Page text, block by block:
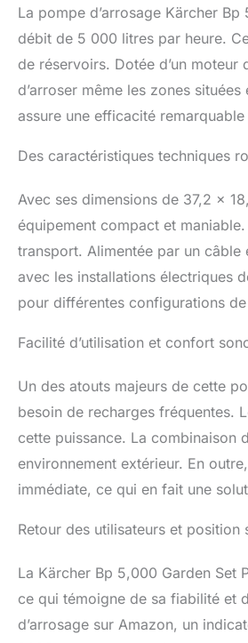
La pompe d’arrosage Kärcher
débit de 5 000 litres par heure.
de réservoirs. Dotée d’un
d’arroser même les zones
assure une efficacité
Des caractéristiques techniques
Avec ses dimensions de 37,2 x
équipement compact et
transport. Alimentée par un
avec les installations électriques
pour différentes configurations
Facilité d’utilisation et confort
Un des atouts majeurs de cette
besoin de recharges fréquentes.
cette puissance. La combinaison
environnement extérieur. En
immédiate, ce qui en fait une
Retour des utilisateurs et position
La Kärcher Bp 5,000 Garden Set
ce qui témoigne de sa fiabilité et
d’arrosage sur Amazon, un